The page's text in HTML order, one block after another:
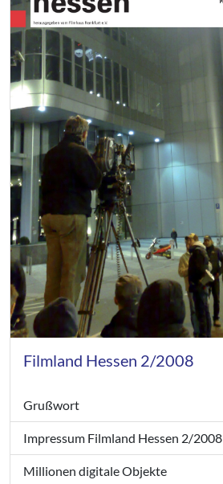
Filmland Hessen 2/2008
Grußwort
Impressum Filmland Hessen 2/2008
Millionen digitale Objekte